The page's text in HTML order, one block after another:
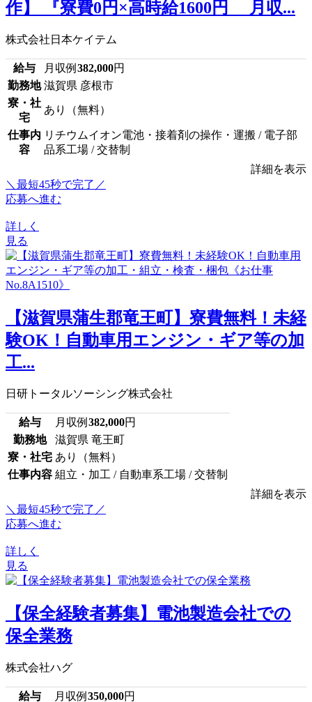
作】 『寮費0円×高時給1600円 月収...
株式会社日本ケイテム
給与 月収例 382,000円
勤務地 滋賀県 彦根市
寮・社
宅
あり（無料）
仕事内
容
リチウムイオン電池・接着剤の操作・運搬 / 電子部
品系工場 / 交替制
詳細を表示
＼最短45秒で完了／
応募へ進む
詳しく
見る
【滋賀県蒲生郡竜王町】寮費無料！未経
験OK！自動車用エンジン・ギア等の加
工...
日研トータルソーシング株式会社
給与 月収例 382,000円
勤務地
滋賀県 竜王町
寮・社宅 あり（無料）
仕事内容 組立・加工 / 自動車系工場 / 交替制
詳細を表示
＼最短45秒で完了／
応募へ進む
詳しく
見る
【保全経験者募集】電池製造会社での
保全業務
株式会社ハグ
給与 月収例 350,000円